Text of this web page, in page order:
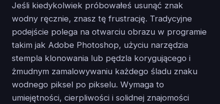
Jeśli kiedykolwiek próbowałeś usunąć znak
wodny ręcznie, znasz tę frustrację. Tradycyjne
podejście polega na otwarciu obrazu w programie
takim jak Adobe Photoshop, użyciu narzędzia
stempla klonowania lub pędzla korygującego i
żmudnym zamalowywaniu każdego śladu znaku
wodnego piksel po pikselu. Wymaga to
umiejętności, cierpliwości i solidnej znajomości